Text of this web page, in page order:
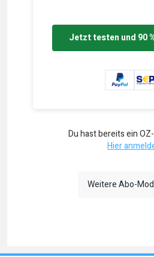
Jetzt testen und 90
Du hast bereits ein
Hier
Weitere Abo-